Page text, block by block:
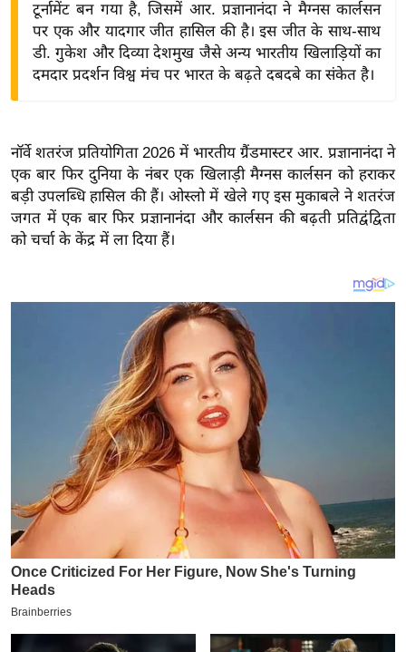
द्यो
वि
शे
ष
ज्ञ
रा
P
L
2
0
2
6
टूर्नामेंट बन गया है, जिसमें आर. प्रज्ञानानंदा ने मैग्नस कार्लसन
पर एक और यादगार जीत हासिल की है। इस जीत के साथ-साथ
डी. गुकेश और दिव्या देशमुख जैसे अन्य भारतीय खिलाड़ियों का
दमदार प्रदर्शन विश्व मंच पर भारत के बढ़ते दबदबे का संकेत है।
नॉर्वे शतरंज प्रतियोगिता 2026 में भारतीय ग्रैंडमास्टर आर. प्रज्ञानानंदा ने
एक बार फिर दुनिया के नंबर एक खिलाड़ी मैग्नस कार्लसन को हराकर
बड़ी उपलब्धि हासिल की हैं। ओस्लो में खेले गए इस मुकाबले ने शतरंज
जगत में एक बार फिर प्रज्ञानानंदा और कार्लसन की बढ़ती प्रतिद्वंद्विता
को चर्चा के केंद्र में ला दिया हैं।